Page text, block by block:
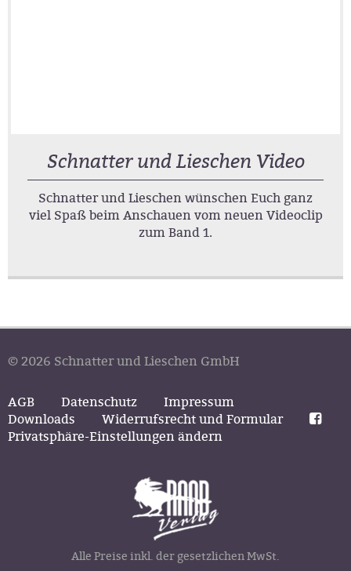
Schnatter und Lieschen Video
Schnatter und Lieschen wünschen Euch ganz
viel Spaß beim Anschauen vom neuen Videoclip
zum Band 1.
© 2026 Schnatter und Lieschen GmbH
AGB Datenschutz
Impressum
Downloads
Widerrufsrecht und Formular
Privatsphäre-Einstellungen ändern
Alle Preise inkl. der gesetzlichen MwSt.